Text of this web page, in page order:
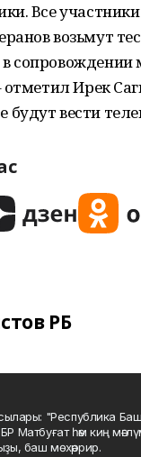
Все
возьмут
сопровождении
отметил Ирек
вести
РБ
"Республика
БР Матбуғат һәм киң
баш мөхәррир.